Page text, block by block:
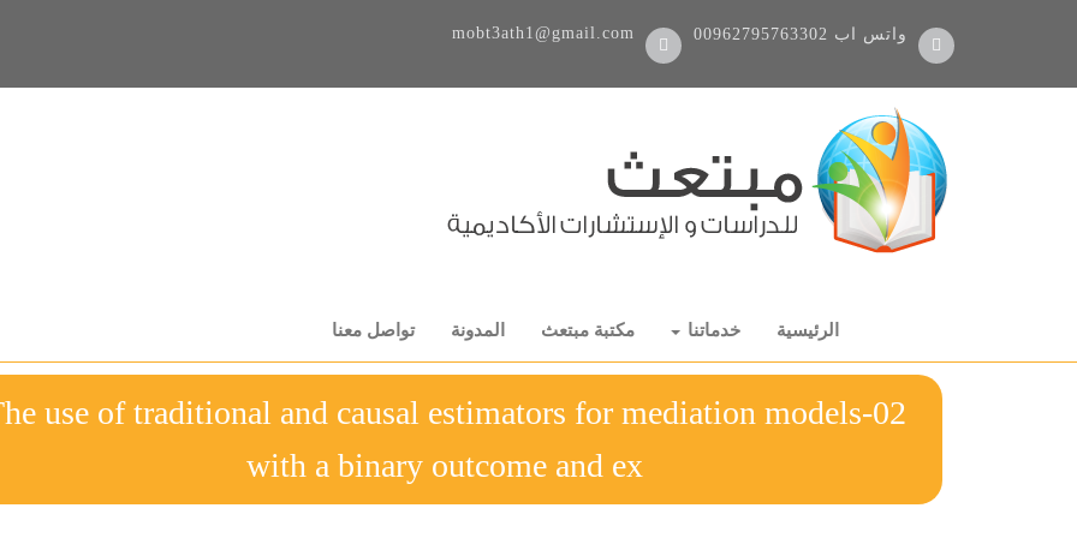
00962795763302 واتس اب mobt3ath1@gmail.com
الرئيسية خدماتنا مكتبة مبتعث المدونة تواصل معنا
The use of traditional and causal estimators for mediation models
with a binary outcome and ex